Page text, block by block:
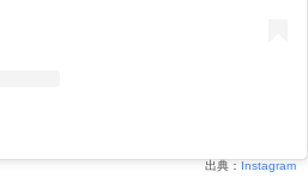
出典： Instagram